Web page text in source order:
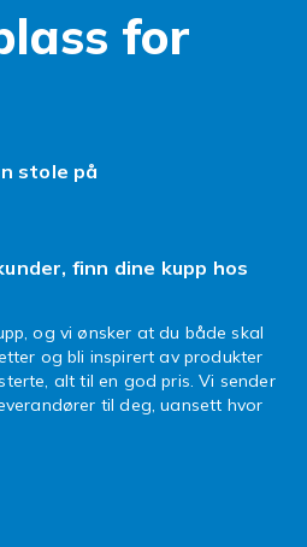
passer perfekt til din
som tåler de mest
bevarer ikke bare
Velg en
skjerm alltid er like
for diniPad Pro
, og forlenger nettbrettets
skjermen grundig før
og følg instruksjonene
En korrekt påført
for
stole på
finn dine kupp hos
og vi ønsker at du både skal
og bli inspirert av produkter
alt til en god pris. Vi sender
til deg, uansett hvor